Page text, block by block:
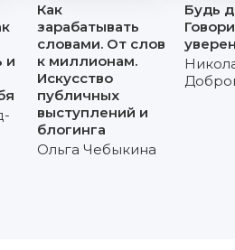
и
Как
зарабатывать
словами. От слов
к миллионам.
Искусство
публичных
выступлений и
блогинга
Ольга Чебыкина
Будь